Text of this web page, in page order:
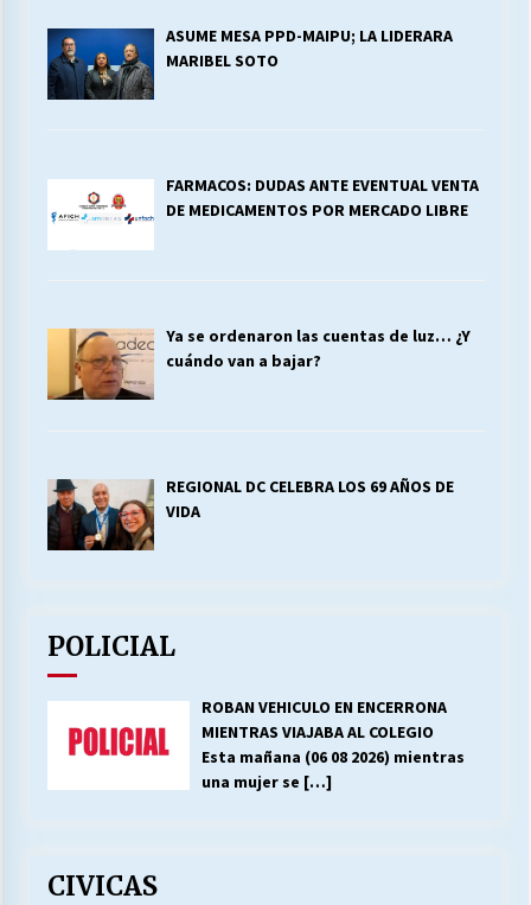
ASUME MESA PPD-MAIPU; LA LIDERARA
MARIBEL SOTO
FARMACOS: DUDAS ANTE EVENTUAL VENTA
DE MEDICAMENTOS POR MERCADO LIBRE
Ya se ordenaron las cuentas de luz… ¿Y
cuándo van a bajar?
REGIONAL DC CELEBRA LOS 69 AÑOS DE
VIDA
POLICIAL
ROBAN VEHICULO EN ENCERRONA
MIENTRAS VIAJABA AL COLEGIO
Esta mañana (06 08 2026) mientras
una mujer se […]
CIVICAS